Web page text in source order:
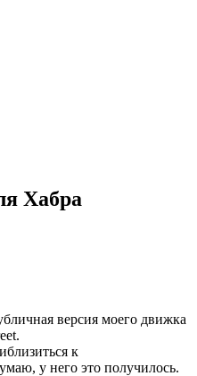
Хабра
версия моего движка
к
у него это получилось.